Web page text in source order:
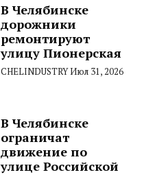
В Челябинске
дорожники
ремонтируют
улицу Пионерская
CHELINDUSTRYИюл 31, 2026
В Челябинске
ограничат
движение по
улице Российской